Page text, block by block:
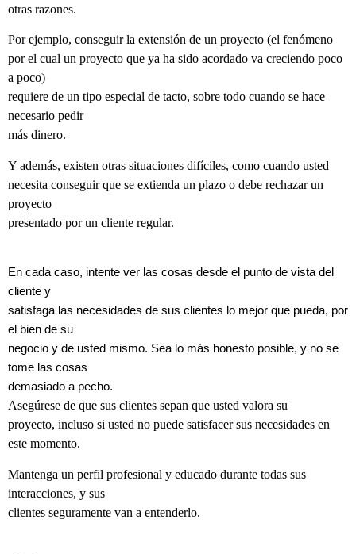
otras razones.
Por ejemplo, conseguir la extensión de un proyecto (el fenómeno
por el cual un proyecto que ya ha sido acordado va creciendo poco
a poco)
requiere de un tipo especial de tacto, sobre todo cuando se hace
necesario pedir
más dinero.
Y además, existen otras situaciones difíciles, como cuando usted
necesita conseguir que se extienda un plazo o debe rechazar un
proyecto
presentado por un cliente regular.
En cada caso, intente ver las cosas desde el punto de vista del
cliente y
satisfaga las necesidades de sus clientes lo mejor que pueda, por
el bien de su
negocio y de usted mismo. Sea lo más honesto posible, y no se
tome las cosas
demasiado a pecho.
Asegúrese de que sus clientes sepan que usted valora su
proyecto, incluso si usted no puede satisfacer sus necesidades en
este momento.
Mantenga un perfil profesional y educado durante todas sus
interacciones, y sus
clientes seguramente van a entenderlo.